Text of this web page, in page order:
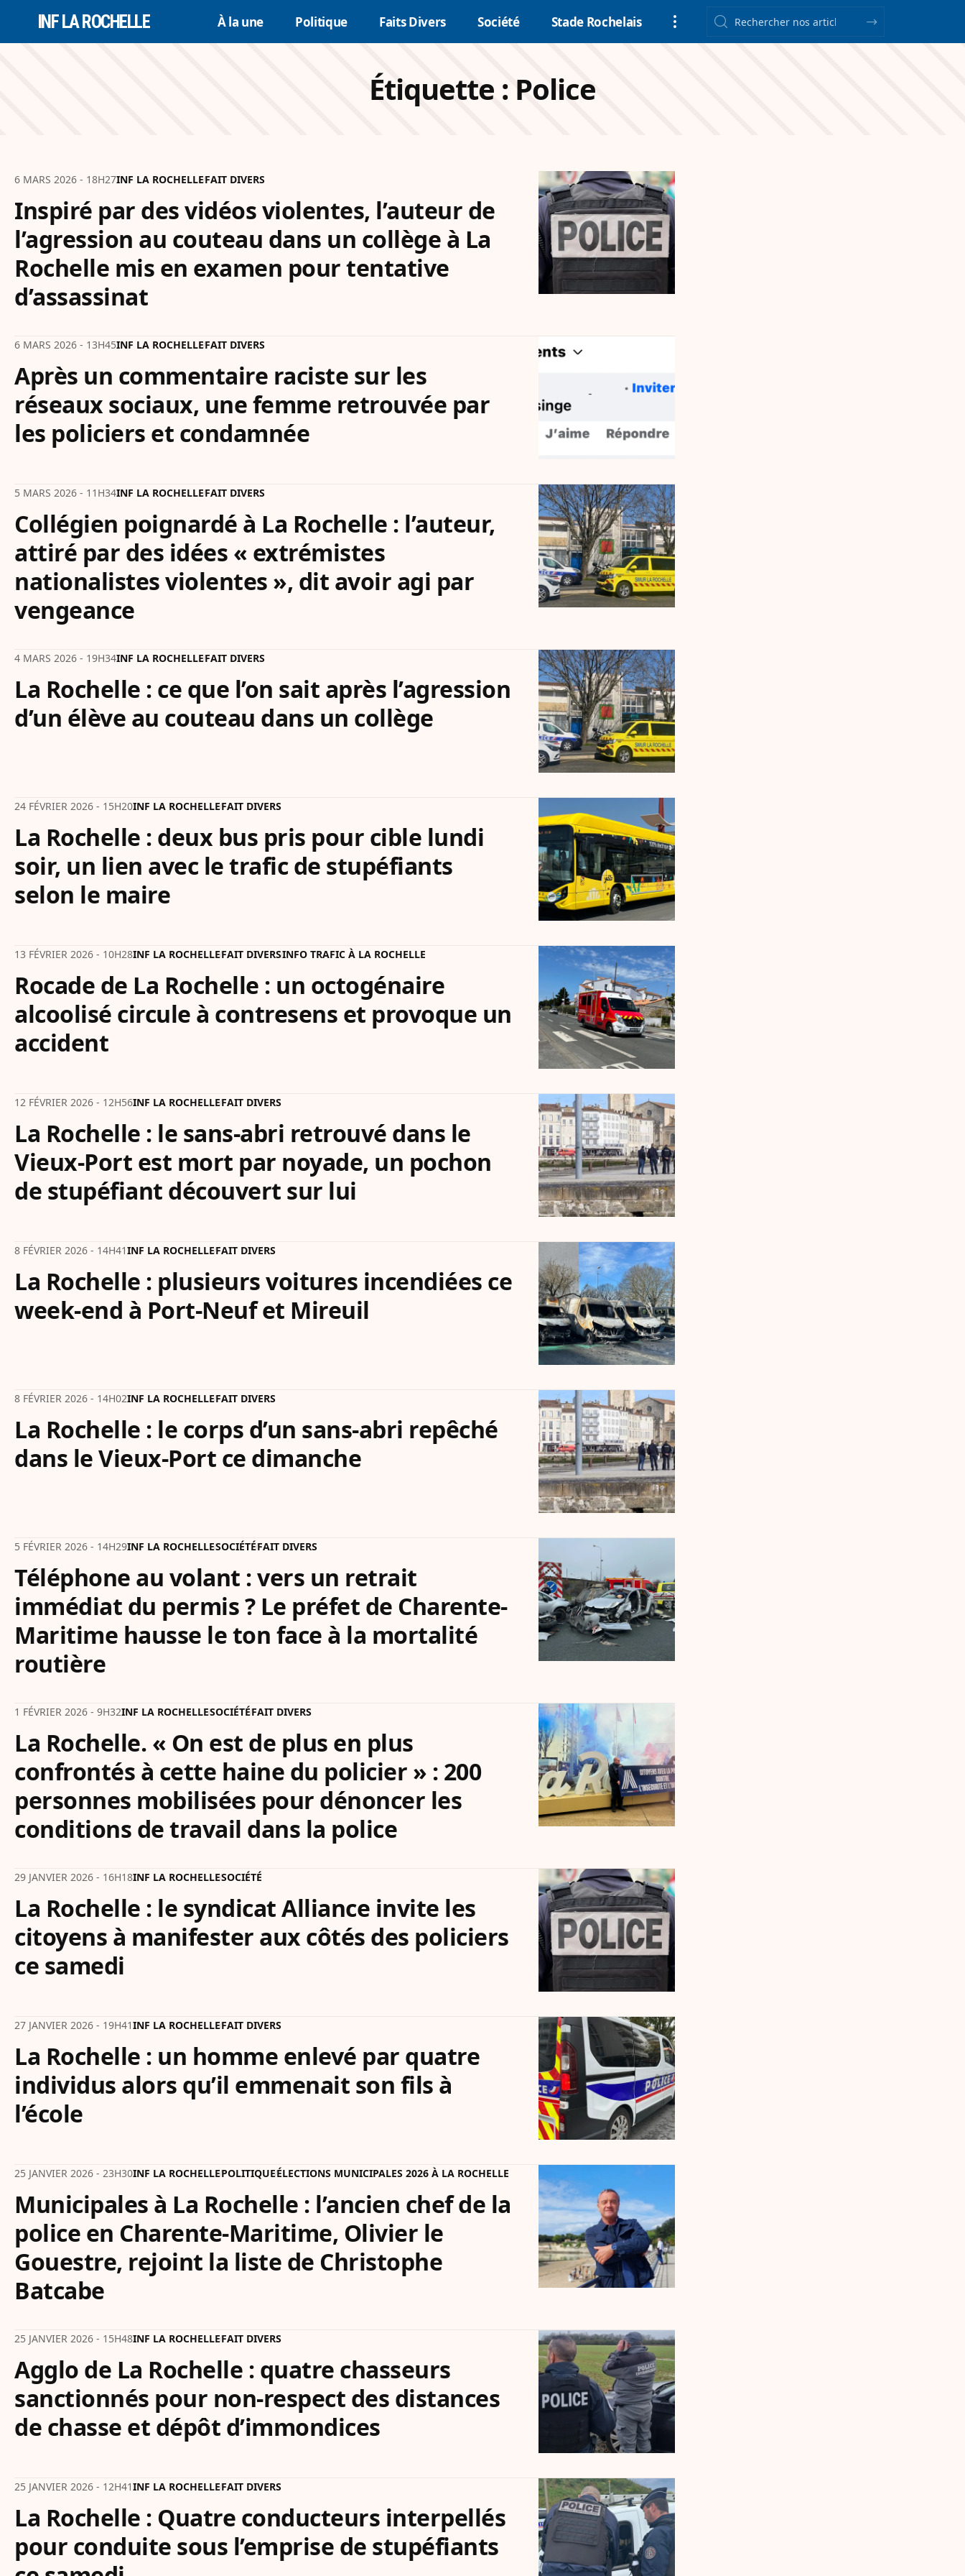
INF LA ROCHELLE À la une Politique Faits Divers Société Stade Rochelais
Étiquette : Police
6 MARS 2026 - 18H27INF LA ROCHELLEFAIT DIVERS
Inspiré par des vidéos violentes, l’auteur de
l’agression au couteau dans un collège à La
Rochelle mis en examen pour tentative
d’assassinat
6 MARS 2026 - 13H45INF LA ROCHELLEFAIT DIVERS
Après un commentaire raciste sur les
réseaux sociaux, une femme retrouvée par
les policiers et condamnée
5 MARS 2026 - 11H34INF LA ROCHELLEFAIT DIVERS
Collégien poignardé à La Rochelle : l’auteur,
attiré par des idées « extrémistes
nationalistes violentes », dit avoir agi par
vengeance
4 MARS 2026 - 19H34INF LA ROCHELLEFAIT DIVERS
La Rochelle : ce que l’on sait après l’agression
d’un élève au couteau dans un collège
24 FÉVRIER 2026 - 15H20INF LA ROCHELLEFAIT DIVERS
La Rochelle : deux bus pris pour cible lundi
soir, un lien avec le trafic de stupéfiants
selon le maire
13 FÉVRIER 2026 - 10H28INF LA ROCHELLEFAIT DIVERSINFO TRAFIC À LA ROCHELLE
Rocade de La Rochelle : un octogénaire
alcoolisé circule à contresens et provoque un
accident
12 FÉVRIER 2026 - 12H56INF LA ROCHELLEFAIT DIVERS
La Rochelle : le sans-abri retrouvé dans le
Vieux-Port est mort par noyade, un pochon
de stupéfiant découvert sur lui
8 FÉVRIER 2026 - 14H41INF LA ROCHELLEFAIT DIVERS
La Rochelle : plusieurs voitures incendiées ce
week-end à Port-Neuf et Mireuil
8 FÉVRIER 2026 - 14H02INF LA ROCHELLEFAIT DIVERS
La Rochelle : le corps d’un sans-abri repêché
dans le Vieux-Port ce dimanche
5 FÉVRIER 2026 - 14H29INF LA ROCHELLESOCIÉTÉFAIT DIVERS
Téléphone au volant : vers un retrait
immédiat du permis ? Le préfet de Charente-
Maritime hausse le ton face à la mortalité
routière
1 FÉVRIER 2026 - 9H32INF LA ROCHELLESOCIÉTÉFAIT DIVERS
La Rochelle. « On est de plus en plus
confrontés à cette haine du policier » : 200
personnes mobilisées pour dénoncer les
conditions de travail dans la police
29 JANVIER 2026 - 16H18INF LA ROCHELLESOCIÉTÉ
La Rochelle : le syndicat Alliance invite les
citoyens à manifester aux côtés des policiers
ce samedi
27 JANVIER 2026 - 19H41INF LA ROCHELLEFAIT DIVERS
La Rochelle : un homme enlevé par quatre
individus alors qu’il emmenait son fils à
l’école
25 JANVIER 2026 - 23H30INF LA ROCHELLEPOLITIQUEÉLECTIONS MUNICIPALES 2026 À LA ROCHELLE
Municipales à La Rochelle : l’ancien chef de la
police en Charente-Maritime, Olivier le
Gouestre, rejoint la liste de Christophe
Batcabe
25 JANVIER 2026 - 15H48INF LA ROCHELLEFAIT DIVERS
Agglo de La Rochelle : quatre chasseurs
sanctionnés pour non-respect des distances
de chasse et dépôt d’immondices
25 JANVIER 2026 - 12H41INF LA ROCHELLEFAIT DIVERS
La Rochelle : Quatre conducteurs interpellés
pour conduite sous l’emprise de stupéfiants